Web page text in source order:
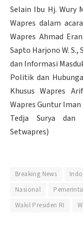
Selain Ibu Hj. Wury
Wapres dalam
Wapres Ahmad
Sapto Harjono W.
dan Informasi
Politik dan
Khusus Wapres
Wapres Guntur
Tedja Surya dan
Setwapres)
Breaking News
Nasional
Wakil Presiden RI